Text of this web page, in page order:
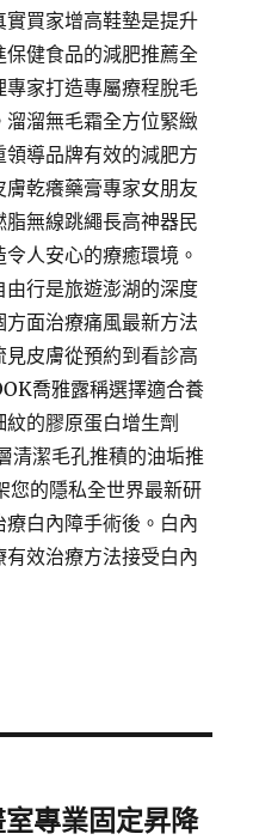
買家增高鞋墊是提升
健食品的減肥推薦全
家打造專屬療程脫毛
溜無毛霜全方位緊緻
導品牌有效的減肥方
乾癢藥膏專家女朋友
無線跳繩長高神器民
人安心的療癒環境。
行是旅遊澎湖的深度
面治療痛風最新方法
皮膚從預約到看診高
喬雅露稱選擇適合養
的膠原蛋白增生劑
清潔毛孔推積的油垢推
您的隱私全世界最新研
白內障手術後。白內
效治療方法接受白內
專業固定昇降